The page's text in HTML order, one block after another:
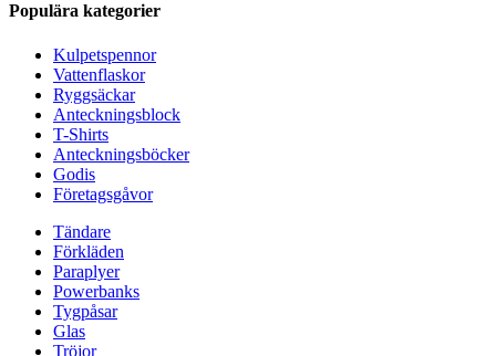
Populära kategorier
Kulpetspennor
Vattenflaskor
Ryggsäckar
Anteckningsblock
T-Shirts
Anteckningsböcker
Godis
Företagsgåvor
Tändare
Förkläden
Paraplyer
Powerbanks
Tygpåsar
Glas
Tröjor